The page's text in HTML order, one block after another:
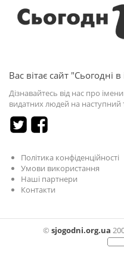
Вас вітає сайт "Сьогодні в
Дізнавайтесь від нас про
видатних людей на
Політика конфіденційності
Умови використання
Наші партнери
Контакти
© sjogodni.org.ua